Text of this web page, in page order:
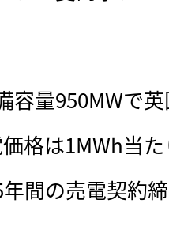
容量950MWで
格は1MWh当
間の売電契約